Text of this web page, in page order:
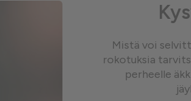
Mistä voi
rokotuksia
perheelle